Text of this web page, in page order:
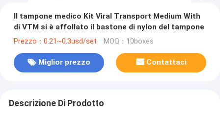
Il tampone medico Kit Viral Transport Medium With
di VTM si è affollato il bastone di nylon del tampone
Prezzo：0.21~0.3usd/set MOQ：10boxes
Miglior prezzo Contattaci
Descrizione Di Prodotto